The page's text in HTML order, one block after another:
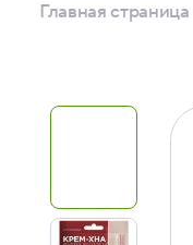
Главная страница